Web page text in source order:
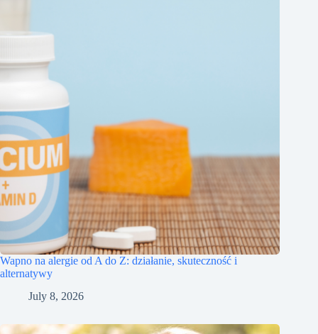
Wapno na alergie od A do Z: działanie, skuteczność i
alternatywy
July 8, 2026